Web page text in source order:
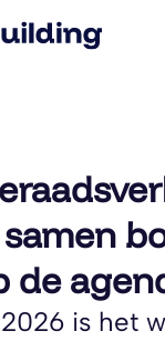
de
is het